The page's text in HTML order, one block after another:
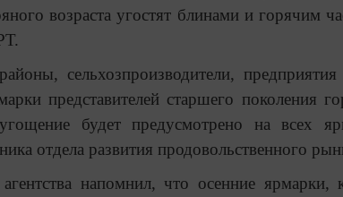
возраста угостят блинами и
сельхозпроизводители,
представителей старшего поколения
будет предусмотрено на всех
отдела развития продовольственного
напомнил, что осенние ярмарки,